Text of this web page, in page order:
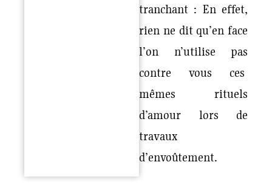
tranchant : En effet,
rien ne dit qu’en face
l’on n’utilise pas
contre vous ces
mêmes rituels
d’amour lors de
travaux
d’envoûtement.